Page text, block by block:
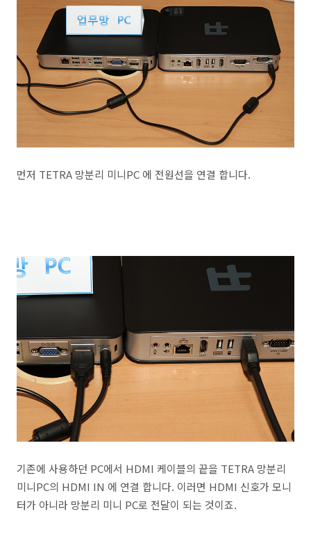
먼저 TETRA 망분리 미니PC 에 전원선을 연결 합니다.
기존에 사용하던 PC에서 HDMI 케이블의 끝을 TETRA 망분리
미니PC의 HDMI IN 에 연결 합니다. 이러면 HDMI 신호가 모니
터가 아니라 망분리 미니 PC로 전달이 되는 것이죠.